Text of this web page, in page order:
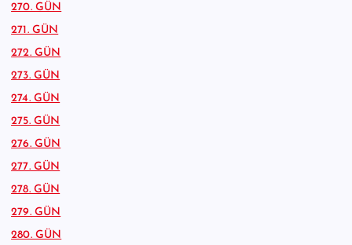
270. GÜN
271. GÜN
272. GÜN
273. GÜN
274. GÜN
275. GÜN
276. GÜN
277. GÜN
278. GÜN
279. GÜN
280. GÜN